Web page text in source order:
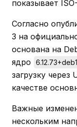
показывает
Согласно
3 на
основана на
ядро
загрузку через
качестве
Важные
нескольким